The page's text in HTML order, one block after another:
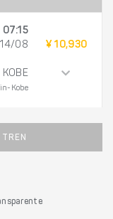
07:15
08
KOBE
Kobe
¥ 10,930